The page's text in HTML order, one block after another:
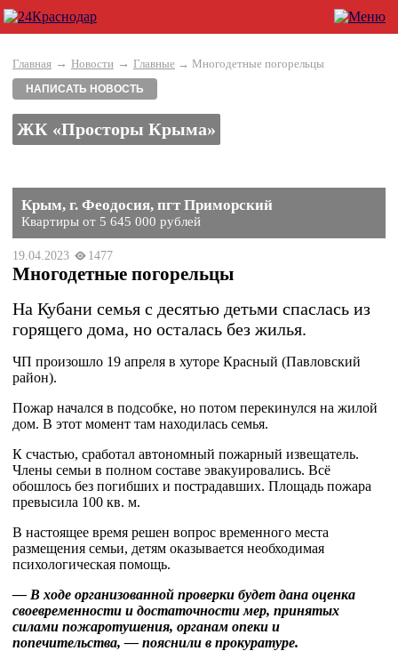
Главная → Новости → Главные → Многодетные погорельцы
НАПИСАТЬ НОВОСТЬ
ЖК «Просторы Крыма»
Крым, г. Феодосия, пгт Приморский
Квартиры от 5 645 000 рублей
19.04.2023 1477
Многодетные погорельцы
На Кубани семья с десятью детьми спаслась из
горящего дома, но осталась без жилья.
ЧП произошло 19 апреля в хуторе Красный (Павловский
район).
Пожар начался в подсобке, но потом перекинулся на жилой
дом. В этот момент там находилась семья.
К счастью, сработал автономный пожарный извещатель.
Члены семьи в полном составе эвакуировались. Всё
обошлось без погибших и пострадавших. Площадь пожара
превысила 100 кв. м.
В настоящее время решен вопрос временного места
размещения семьи, детям оказывается необходимая
психологическая помощь.
— В ходе организованной проверки будет дана оценка
своевременности и достаточности мер, принятых
силами пожаротушения, органам опеки и
попечительства, — пояснили в прокуратуре.